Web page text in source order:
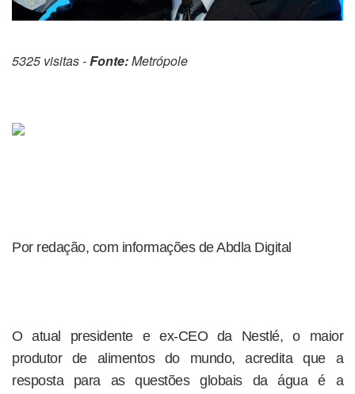
5325 visitas -Fonte:Metrópole
Por redação, com informações de Abdla Digital
O atual presidente e ex-CEO da Nestlé, o maior
produtor de alimentos do mundo, acredita que a
resposta para as questões globais da água é a